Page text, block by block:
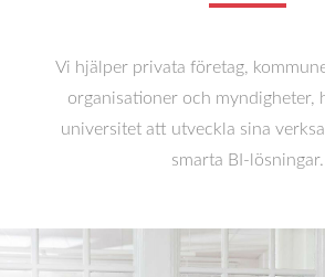
Vi hjälper privata företag,
organisationer och myndigheter,
universitet att utveckla sina
smarta BI-lösningar.